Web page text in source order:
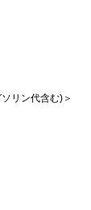
リン代含む)＞